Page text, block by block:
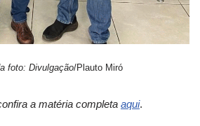
foto: Divulgação/Plauto Miró
a matéria completa aqui.